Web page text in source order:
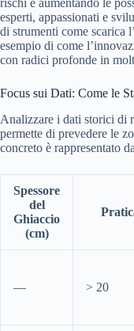
rischi e aumentando le
esperti, appassionati e
di strumenti come scarica
esempio di come
con radici profonde in
Focus sui Dati: Come le
Analizzare i dati storici di
permette di prevedere le
concreto è rappresentato
Spessore
del
Ghiaccio
(cm)
— > 20